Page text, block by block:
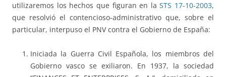
utilizaremos los hechos que figuran en laSTS 17-10-2003,
que resolvió el contencioso-administrativo que, sobre el
particular, interpuso el PNV contra el Gobierno de España:
Iniciada la Guerra Civil Española, los miembros del
Gobierno vasco se exiliaron. En 1937, la sociedad